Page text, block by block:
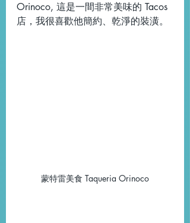
Orinoco, 這是一間非常美味的 Tacos
店，我很喜歡他簡約、乾淨的裝潢。
蒙特雷美食 Taqueria Orinoco